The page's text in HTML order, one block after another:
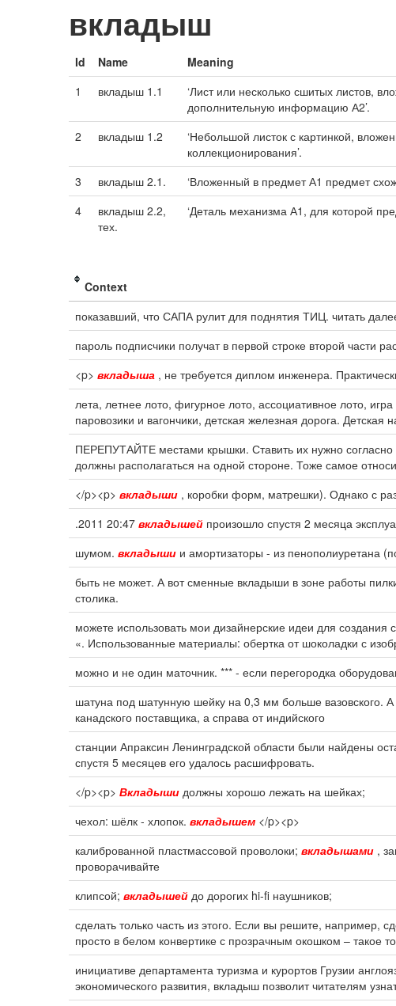
вкладыш
Id Name Meaning
1
вкладыш 1.1
‘Лист или несколько сшитых листов,
дополнительную информацию А2’.
2 вкладыш 1.2
‘Небольшой листок с картинкой,
коллекционирования’.
3 вкладыш 2.1. ‘Вложенный в предмет А1 предмет
4
вкладыш 2.2,
тех.
‘Деталь механизма А1, для которой
Context
показавший, что САПА рулит для поднятия ТИЦ. читать
пароль подписчики получат в первой строке второй части
<p> вкладыша , не требуется диплом инженера.
лета, летнее лото, фигурное лото, ассоциативное лото,
паровозики и вагончики, детская железная дорога. Детская
ПЕРЕПУТАЙТЕ местами крышки. Ставить их нужно
должны располагаться на одной стороне. Тоже самое
</p><p> вкладыши , коробки форм, матрешки). Однако с
.2011 20:47 вкладышей произошло спустя 2 месяца
шумом. вкладыши и амортизаторы - из пенополиуретана
быть не может. А вот сменные вкладыши в зоне работы
столика.
можете использовать мои дизайнерские идеи для создания
«. Использованные материалы: обертка от шоколадки с
можно и не один маточник. *** - если перегородка
шатуна под шатунную шейку на 0,3 мм больше вазовского.
канадского поставщика, а справа от индийского
станции Апраксин Ленинградской области были найдены
спустя 5 месяцев его удалось расшифровать.
</p><p> Вкладыши должны хорошо лежать на шейках;
чехол: шёлк - хлопок. вкладышем </p><p>
калиброванной пластмассовой проволоки; вкладышами ,
проворачивайте
клипсой; вкладышей до дорогих hi-fi наушников;
сделать только часть из этого. Если вы решите, например,
просто в белом конвертике с прозрачным окошком – такое
инициативе департамента туризма и курортов Грузии
экономического развития, вкладыш позволит читателям